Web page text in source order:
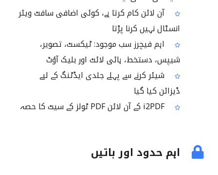
آن لائن کام کرتا ہے، کوئی اضافی سافٹ ویئر
انسٹال نہیں کرنا پڑتا
اہم فیچرز سب موجود: ٹیکسٹ، تصویر،
شیپس، دستخط، ہائی لائٹ اور بلیک آؤٹ
شیئر کرنے سے پہلے جلدی ایڈٹنگ کے لیے
ڈیزائن کیا گیا
اہم حدود اور باتیں